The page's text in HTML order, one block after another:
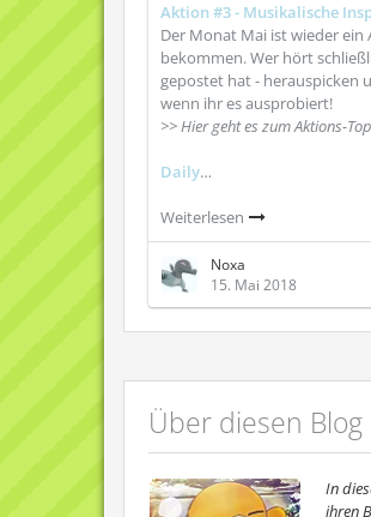
Aktion #3 - Musikalische
Der Monat Mai ist wieder
bekommen. Wer hört
gepostet hat - herauspicken
wenn ihr es ausprobiert!
>> Hier geht es zum Aktions-
Daily…
Weiterlesen
Noxa
15. Mai 2018
Über diesen Blog
In
ihren